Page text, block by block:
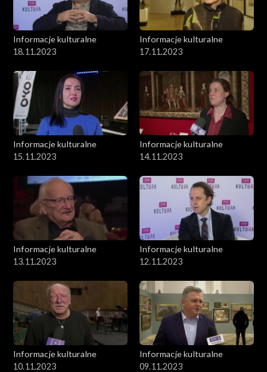
Informacje kulturalne
18.11.2023
Informacje kulturalne
17.11.2023
Informacje kulturalne
15.11.2023
Informacje kulturalne
14.11.2023
Informacje kulturalne
13.11.2023
Informacje kulturalne
12.11.2023
Informacje kulturalne
10.11.2023
Informacje kulturalne
09.11.2023